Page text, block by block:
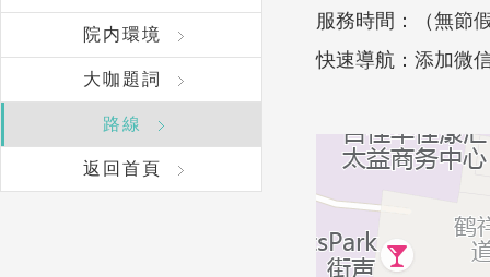
院内環境
大咖題詞
路線
返回首頁
服務時間：（無節
快速導航：添加微